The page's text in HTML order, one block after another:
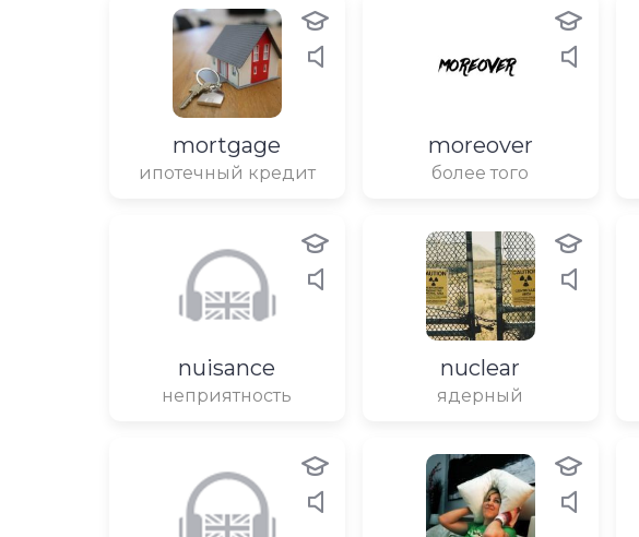
mortgage
ипотечный кредит
moreover
более того
nuisance
неприятность
nuclear
ядерный